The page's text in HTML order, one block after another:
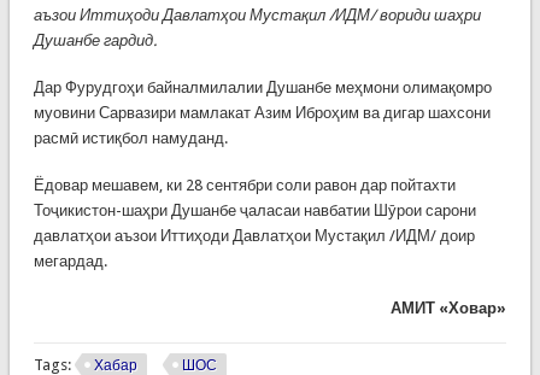
аъзои Иттиҳоди Давлатҳои Мустақил /ИДМ/ вориди шаҳри
Душанбе гардид.
Дар Фурудгоҳи байналмилалии Душанбе меҳмони олимақомро
муовини Сарвазири мамлакат Азим Иброҳим ва дигар шахсони
расмӣ истиқбол намуданд.
Ёдовар мешавем, ки 28 сентябри соли равон дар пойтахти
Тоҷикистон-шаҳри Душанбе ҷаласаи навбатии Шӯрои сарони
давлатҳои аъзои Иттиҳоди Давлатҳои Мустақил /ИДМ/ доир
мегардад.
АМИТ «Ховар»
Tags: Хабар ШОС